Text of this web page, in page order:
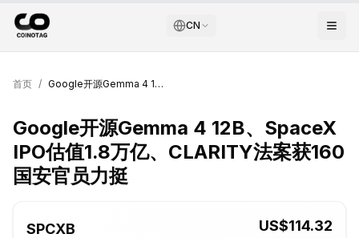
CN
首页 / Google开源Gemma 4 12B、SpaceX IPO估值1.8万亿、CLARITY法案获160国安官员力挺
Google开源Gemma 4 12B、SpaceX
IPO估值1.8万亿、CLARITY法案获160
国安官员力挺
SPCXB US$114.32